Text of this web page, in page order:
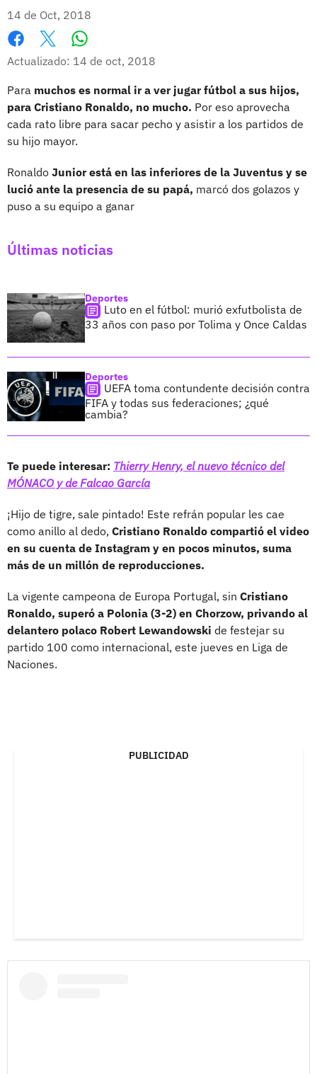
14 de Oct, 2018
Facebook
X
Actualizado: 14 de oct, 2018
Para muchos es normal ir a ver jugar fútbol a sus hijos,
para Cristiano Ronaldo, no mucho. Por eso aprovecha
cada rato libre para sacar pecho y asistir a los partidos de
su hijo mayor.
Ronaldo Junior está en las inferiores de la Juventus y se
lució ante la presencia de su papá, marcó dos golazos y
puso a su equipo a ganar
Últimas noticias
Deportes
Luto en el fútbol: murió exfutbolista de
33 años con paso por Tolima y Once Caldas
Deportes
UEFA toma contundente decisión contra
FIFA y todas sus federaciones; ¿qué
cambia?
Te puede interesar: Thierry Henry, el nuevo técnico del
MÓNACO y de Falcao García
¡Hijo de tigre, sale pintado! Este refrán popular les cae
como anillo al dedo, Cristiano Ronaldo compartió el video
en su cuenta de Instagram y en pocos minutos, suma
más de un millón de reproducciones.
La vigente campeona de Europa Portugal, sin Cristiano
Ronaldo, superó a Polonia (3-2) en Chorzow, privando al
delantero polaco Robert Lewandowski de festejar su
partido 100 como internacional, este jueves en Liga de
Naciones.
PUBLICIDAD